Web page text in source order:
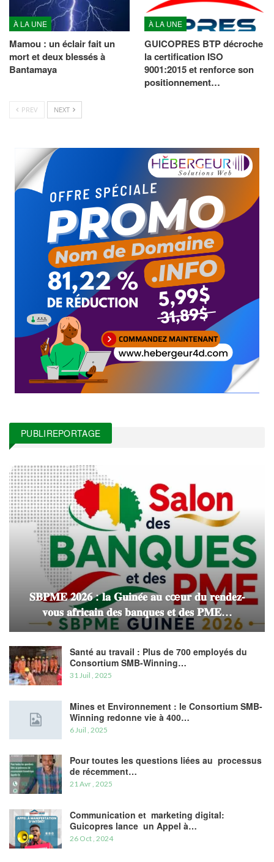
À LA UNE
Mamou : un éclair fait un
mort et deux blessés à
Bantamaya
À LA UNE
GUICOPRES BTP décroche
la certification ISO
9001:2015 et renforce son
positionnement…
PREV NEXT
PUBLIREPORTAGE
𝐒𝐁𝐏𝐌𝐄 𝟐𝟎𝟐𝟔 : 𝐥𝐚 𝐆𝐮𝐢𝐧𝐞́𝐞 𝐚𝐮 𝐜œ𝐮𝐫 𝐝𝐮 𝐫𝐞𝐧𝐝𝐞𝐳-
𝐯𝐨𝐮𝐬 𝐚𝐟𝐫𝐢𝐜𝐚𝐢𝐧 𝐝𝐞𝐬 𝐛𝐚𝐧𝐪𝐮𝐞𝐬 𝐞𝐭 𝐝𝐞𝐬 𝐏𝐌𝐄…
Santé au travail : Plus de 700 employés du
Consortium SMB-Winning…
31 Juil , 2025
Mines et Environnement : le Consortium SMB-
Winning redonne vie à 400…
6 Juil , 2025
Pour toutes les questions liées au processus
de récemment…
21 Avr , 2025
Communication et marketing digital:
Guicopres lance un Appel à…
26 Oct , 2024